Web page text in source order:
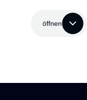
öffnen